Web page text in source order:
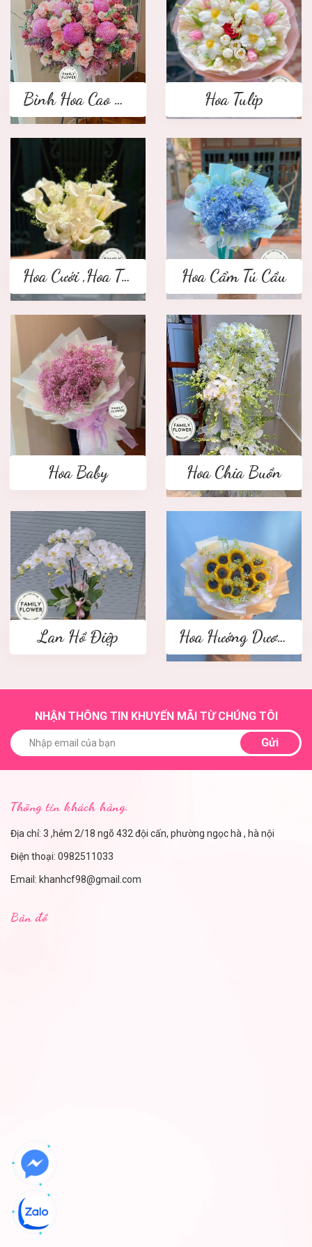
Bình Hoa Cao Cấp Hoa Tulip
Hoa Cưới ,Hoa Tay Cầm Cô Dâu Hoa Cẩm Tú Cầu
Hoa Baby Hoa Chia Buồn
Lan Hồ Điệp Hoa Hướng Dương
NHẬN THÔNG TIN KHUYẾN MÃI TỪ CHÚNG TÔI
Gửi
Thông tin khách hàng.
Địa chỉ: 3 ,hẻm 2/18 ngõ 432 đội cấn, phường ngọc hà , hà nội
Điện thoại: 0982511033
Email: khanhcf98@gmail.com
Bản đồ